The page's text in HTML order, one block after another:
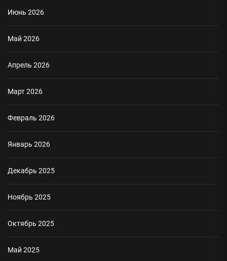
Июнь 2026
Май 2026
Апрель 2026
Март 2026
Февраль 2026
Январь 2026
Декабрь 2025
Ноябрь 2025
Октябрь 2025
Май 2025